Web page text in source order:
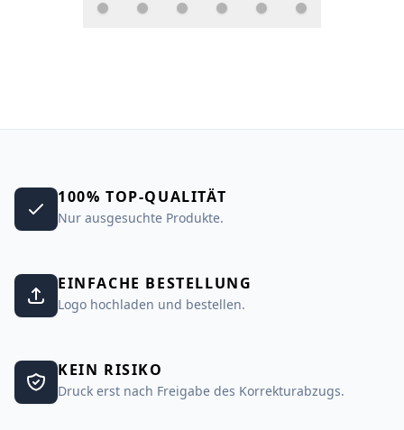
100% TOP-QUALITÄT
Nur ausgesuchte Produkte.
EINFACHE BESTELLUNG
Logo hochladen und bestellen.
KEIN RISIKO
Druck erst nach Freigabe des Korrekturabzugs.